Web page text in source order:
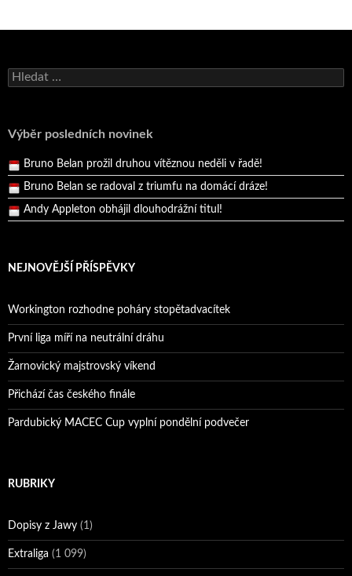
Vyhledávání
Výběr posledních novinek
Andy Appleton obhájil dlouhodrážní titul!
Pražský přebor neskrblil překvapeními!
Bruno Belan se radoval z triumfu na domácí dráze!
Andy Appleton obhájil dlouhodrážní titul!
Reprezentační dvojice brala český titul!
NEJNOVĚJŠÍ PŘÍSPĚVKY
Workington rozhodne poháry stopětadvacítek
První liga míří na neutrální dráhu
Žarnovický majstrovský víkend
Přichází čas českého finále
Pardubický MACEC Cup vyplní pondělní podvečer
RUBRIKY
Dopisy z Jawy (1)
Extraliga (1 099)